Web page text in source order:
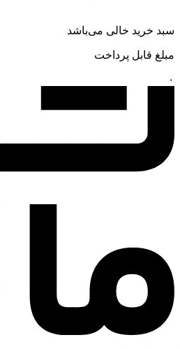
سبد خرید خالی می‌باشد
مبلغ قابل پرداخت
۰